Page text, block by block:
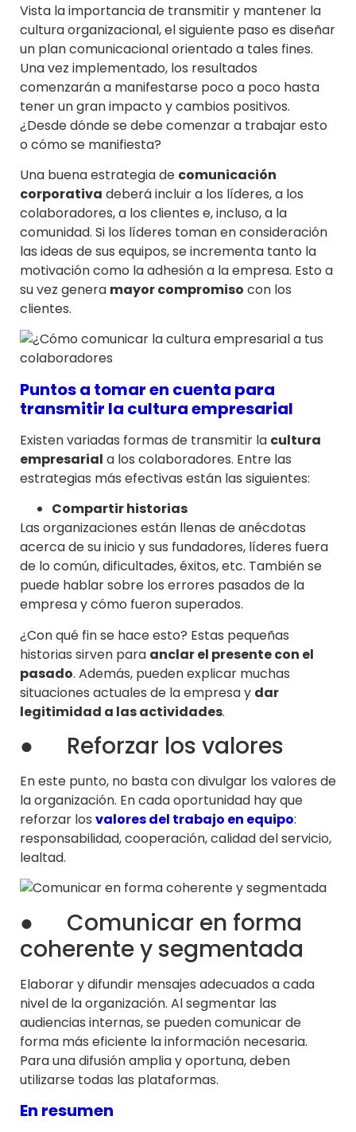
Vista la importancia de transmitir y mantener la
cultura organizacional, el siguiente paso es diseñar
un plan comunicacional orientado a tales fines.
Una vez implementado, los resultados
comenzarán a manifestarse poco a poco hasta
tener un gran impacto y cambios positivos.
¿Desde dónde se debe comenzar a trabajar esto
o cómo se manifiesta?
Una buena estrategia de comunicación
corporativa deberá incluir a los líderes, a los
colaboradores, a los clientes e, incluso, a la
comunidad. Si los líderes toman en consideración
las ideas de sus equipos, se incrementa tanto la
motivación como la adhesión a la empresa. Esto a
su vez genera mayor compromiso con los
clientes.
Puntos a tomar en cuenta para
transmitir la cultura empresarial
Existen variadas formas de transmitir la cultura
empresarial a los colaboradores. Entre las
estrategias más efectivas están las siguientes:
Compartir historias
Las organizaciones están llenas de anécdotas
acerca de su inicio y sus fundadores, líderes fuera
de lo común, dificultades, éxitos, etc. También se
puede hablar sobre los errores pasados de la
empresa y cómo fueron superados.
¿Con qué fin se hace esto? Estas pequeñas
historias sirven para anclar el presente con el
pasado. Además, pueden explicar muchas
situaciones actuales de la empresa y dar
legitimidad a las actividades.
● Reforzar los valores
En este punto, no basta con divulgar los valores de
la organización. En cada oportunidad hay que
reforzar los valores del trabajo en equipo:
responsabilidad, cooperación, calidad del servicio,
lealtad.
● Comunicar en forma
coherente y segmentada
Elaborar y difundir mensajes adecuados a cada
nivel de la organización. Al segmentar las
audiencias internas, se pueden comunicar de
forma más eficiente la información necesaria.
Para una difusión amplia y oportuna, deben
utilizarse todas las plataformas.
En resumen